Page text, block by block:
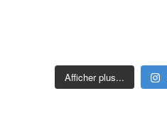
Afficher plus...